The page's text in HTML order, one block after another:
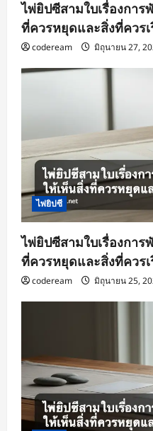
ไพ่ยิปซีสามใบเรื่องการ
ที่ควรหยุดและสิ่งที่ควรเ
codeream มิถุนายน 27,
ไพ่ยิปซี
ไพ่ยิปซีสามใบเรื่องการ
ที่ควรหยุดและสิ่งที่ควรเ
codeream มิถุนายน 25,